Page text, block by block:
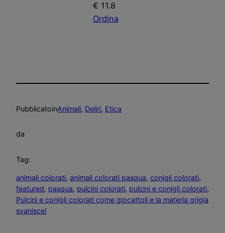
€ 11.8
Ordina
PubblicatoinAnimali, Deliri, Etica
da
Tag:
animali colorati, animali colorati pasqua, conigli colorati
featured, pasqua, pulcini colorati, pulcini e conigli colorati
Pulcini e conigli colorati come giocattoli e la materia grigia
svanisce!